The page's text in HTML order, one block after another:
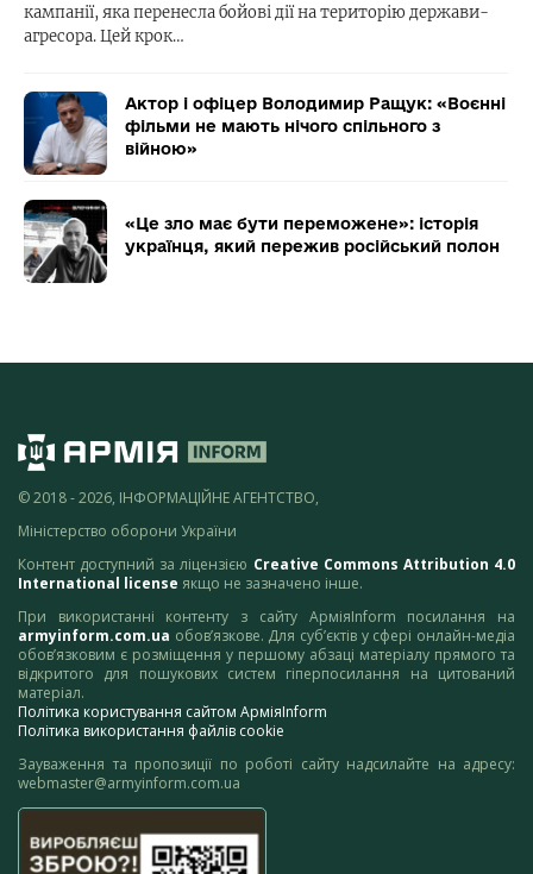
кампанії, яка перенесла бойові дії на територію держави-
агресора. Цей крок…
Актор і офіцер Володимир Ращук: «Воєнні
фільми не мають нічого спільного з
війною»
«Це зло має бути переможене»: історія
українця, який пережив російський полон
© 2018 - 2026, ІНФОРМАЦІЙНЕ АГЕНТСТВО,
Міністерство оборони України
Контент доступний за ліцензією Creative Commons Attribution 4.0
International license якщо не зазначено інше.
При використанні контенту з сайту АрміяInform посилання на
armyinform.com.ua обов’язкове. Для суб’єктів у сфері онлайн-медіа
обов’язковим є розміщення у першому абзаці матеріалу прямого та
відкритого для пошукових систем гіперпосилання на цитований
матеріал.
Політика користування сайтом АрміяInform
Політика використання файлів cookie
Зауваження та пропозиції по роботі сайту надсилайте на адресу:
webmaster@armyinform.com.ua